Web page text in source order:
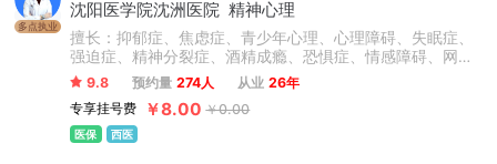
多点执业
沈阳医学院沈洲医院 精神心理
擅长：抑郁症、焦虑症、青少年心理、心理障碍、失眠症、
强迫症、精神分裂症、酒精成瘾、恐惧症、情感障碍、网
瘾、妄想症、多动症、抽动症、自闭症、注意力不集中、拖
延症、厌食症、躁狂症、幻听、疑病症、躯体症状障碍、头
晕头痛、神经衰弱、睡眠障碍、胸闷心慌、植物神经紊乱、
人格障碍、妄想症、躁狂症、孤独症、戒烟及赌瘾等儿少及
9.8 预约量 274人 从业 26年
专享挂号费
￥8.00 ￥0.00
医保 西医